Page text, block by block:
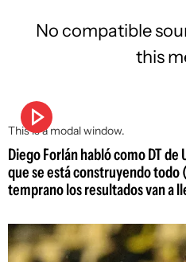
This is a modal window.
No compatible
this
Diego Forlán habló como DT
que se está construyendo todo
temprano los resultados van a